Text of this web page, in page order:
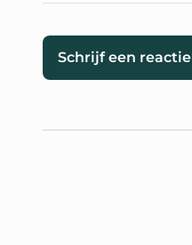
Schrijf een reactie